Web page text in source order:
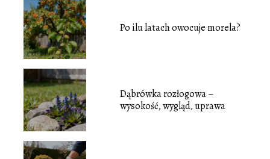
Po ilu latach owocuje morela?
Dąbrówka rozłogowa –
wysokość, wygląd, uprawa